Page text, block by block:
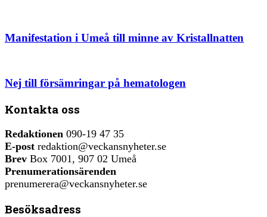
Manifestation i Umeå till minne av Kristallnatten
Nej till försämringar på hematologen
Kontakta oss
Redaktionen 090-19 47 35
E-post redaktion@veckansnyheter.se
Brev Box 7001, 907 02 Umeå
Prenumerationsärenden
prenumerera@veckansnyheter.se
Besöksadress